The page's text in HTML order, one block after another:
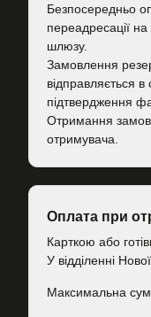
Безпосередньо
переадресації на
шлюзу.
Замовлення
відправляється в
підтвердження
Отримання
отримувача.
Оплата при
Карткою або
У відділенні
Максимальна